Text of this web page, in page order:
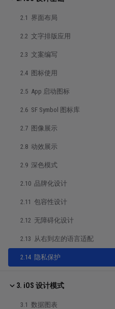
2.1 界面布局
2.2 文字排版应用
2.3 文案编写
2.4 图标使用
2.5 App 启动图标
2.6 SF Symbol 图标库
2.7 图像展示
2.8 动效展示
2.9 深色模式
2.10 品牌化设计
2.11 包容性设计
2.12 无障碍化设计
2.13 从右到左的语言适配
2.14 隐私保护
3. iOS 设计模式
3.1 数据图表